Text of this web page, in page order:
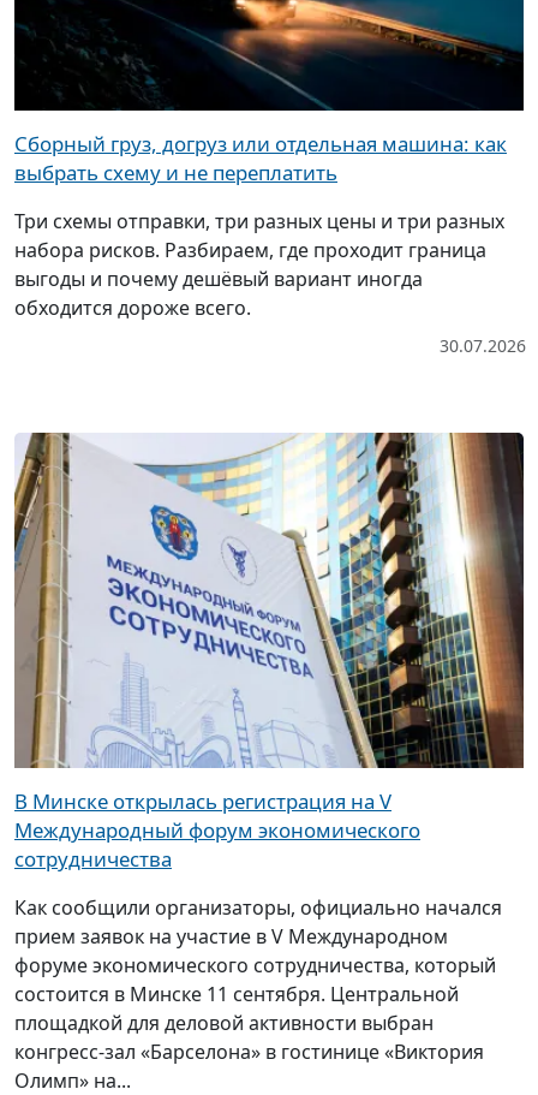
Сборный груз, догруз или отдельная машина: как
выбрать схему и не переплатить
Три схемы отправки, три разных цены и три разных
набора рисков. Разбираем, где проходит граница
выгоды и почему дешёвый вариант иногда
обходится дороже всего.
30.07.2026
В Минске открылась регистрация на V
Международный форум экономического
сотрудничества
Как сообщили организаторы, официально начался
прием заявок на участие в V Международном
форуме экономического сотрудничества, который
состоится в Минске 11 сентября. Центральной
площадкой для деловой активности выбран
конгресс-зал «Барселона» в гостинице «Виктория
Олимп» на...